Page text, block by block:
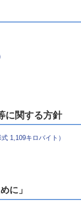
に関する方針
1,109キロバイト）
に」